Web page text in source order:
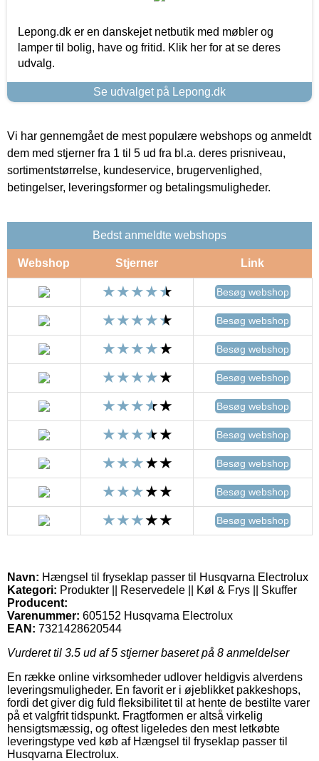
Lepong.dk er en danskejet netbutik med møbler og
lamper til bolig, have og fritid. Klik her for at se deres
udvalg.
Se udvalget på Lepong.dk
Vi har gennemgået de mest populære webshops og anmeldt
dem med stjerner fra 1 til 5 ud fra bl.a. deres prisniveau,
sortimentstørrelse, kundeservice, brugervenlighed,
betingelser, leveringsformer og betalingsmuligheder.
Bedst anmeldte webshops
Webshop Stjerner Link
Besøg webshop
Besøg webshop
Besøg webshop
Besøg webshop
Besøg webshop
Besøg webshop
Besøg webshop
Besøg webshop
Besøg webshop
Navn: Hængsel til fryseklap passer til Husqvarna Electrolux
Kategori: Produkter || Reservedele || Køl & Frys || Skuffer
Producent:
Varenummer: 605152 Husqvarna Electrolux
EAN: 7321428620544
Vurderet til 3.5 ud af 5 stjerner baseret på 8 anmeldelser
En række online virksomheder udlover heldigvis alverdens
leveringsmuligheder. En favorit er i øjeblikket pakkeshops,
fordi det giver dig fuld fleksibilitet til at hente de bestilte varer
på et valgfrit tidspunkt. Fragtformen er altså virkelig
hensigtsmæssig, og oftest ligeledes den mest letkøbte
leveringstype ved køb af Hængsel til fryseklap passer til
Husqvarna Electrolux.